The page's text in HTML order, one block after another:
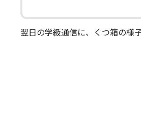
翌日の学級通信に、くつ箱の様